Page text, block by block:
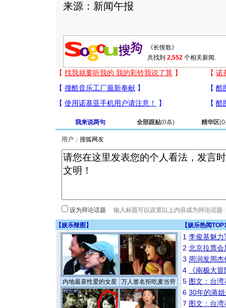
来源：新闻午报
共找到 2,552 个相关新闻.
我来说两句 全部跟贴(0条) 精华区(0
用户：
设为辩论话题
【娱乐辣图 】 【娱乐热闻
内地最喜性爱的女星 万人签名拒吃麦当劳
1 李俊基魅力
2 北京拉票
3 周润发周
4
《南极大
5 图文：台
6 30年的港
7 图文：台